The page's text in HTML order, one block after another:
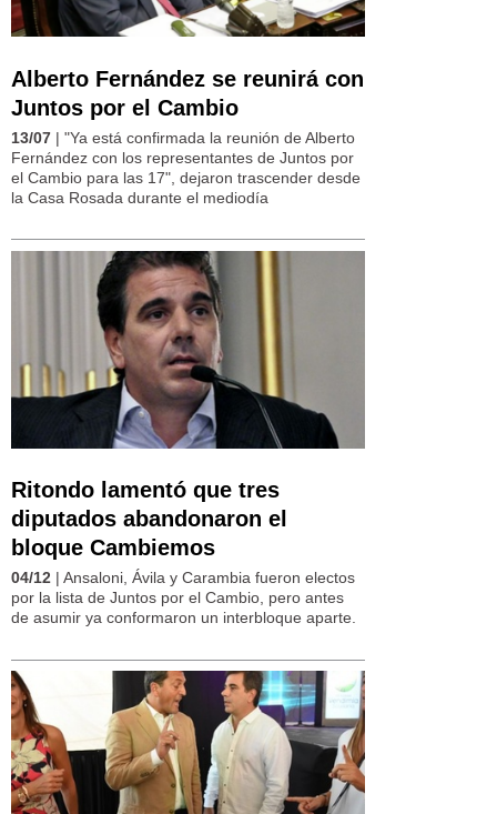
Alberto Fernández se reunirá con
Juntos por el Cambio
13/07 | "Ya está confirmada la reunión de Alberto
Fernández con los representantes de Juntos por
el Cambio para las 17", dejaron trascender desde
la Casa Rosada durante el mediodía
Ritondo lamentó que tres
diputados abandonaron el
bloque Cambiemos
04/12 | Ansaloni, Ávila y Carambia fueron electos
por la lista de Juntos por el Cambio, pero antes
de asumir ya conformaron un interbloque aparte.